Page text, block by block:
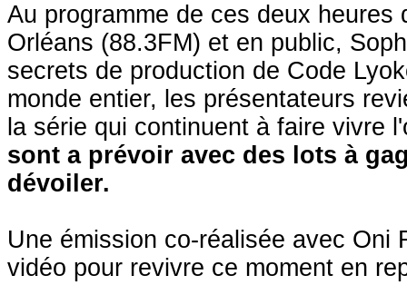
Au programme de ces deux
Orléans (88.3FM) et en public,
secrets de production de Code
monde entier, les présentateurs
la série qui continuent à faire vivre
sont a prévoir avec des lots à
dévoiler.
Une émission co-réalisée avec Oni
vidéo pour revivre ce moment en